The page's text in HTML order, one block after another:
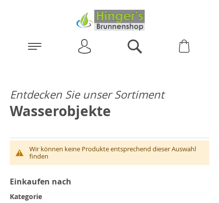
Entdecken Sie unser Sortiment
Wasserobjekte
Wir können keine Produkte entsprechend dieser Auswahl
finden
Einkaufen nach
Kategorie